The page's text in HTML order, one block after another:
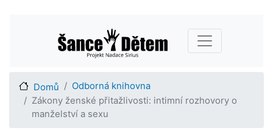
hlavnímu
obsahu
Main navigation
Domů
Odborná knihovna
Zákony ženské přitažlivosti: intimní rozhovory o
manželství a sexu